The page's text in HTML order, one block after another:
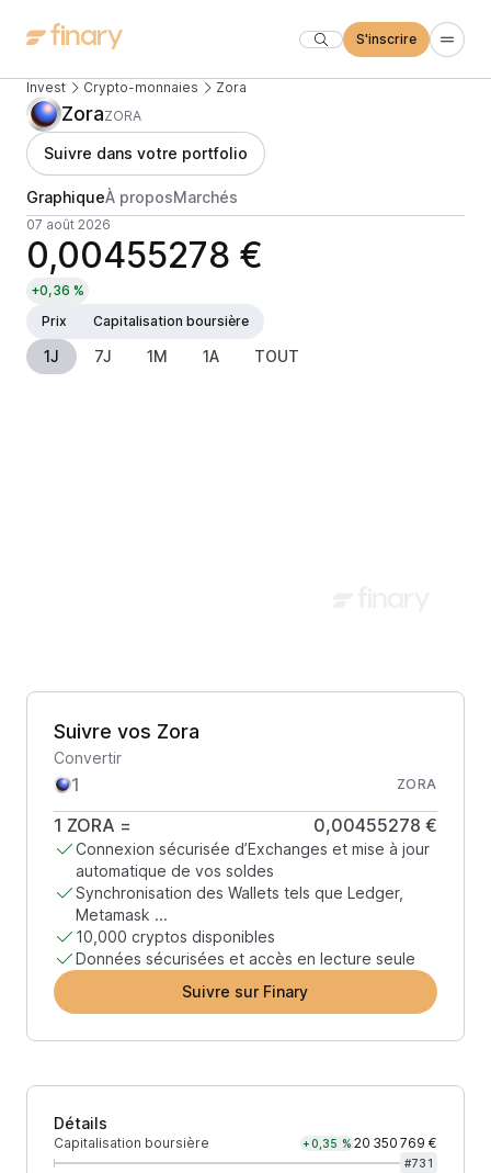
S'inscrire
Invest Crypto-monnaies Zora
ZoraZORA
Suivre dans votre portfolio
GraphiqueÀ proposMarchés
07 août 2026
0,00455278 €
+0,36 %
Prix
Capitalisation boursière
1J 7J 1M 1A TOUT
Suivre vos Zora
Convertir
ZORA
1 ZORA = 0,00455278 €
Connexion sécurisée d’Exchanges et mise à jour
automatique de vos soldes
Synchronisation des Wallets tels que Ledger,
Metamask ...
10,000 cryptos disponibles
Données sécurisées et accès en lecture seule
Suivre sur Finary
Détails
Capitalisation boursière +0,35 % 20 350 769 €
#731